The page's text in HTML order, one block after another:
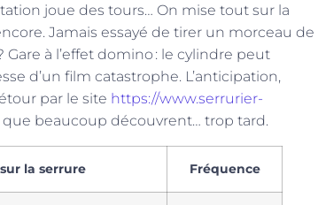
joue des tours… On mise tout sur la
Jamais essayé de tirer un morceau de
à l’effet domino : le cylindre peut
d’un film catastrophe. L’anticipation,
par le site https://www.serrurier-
beaucoup découvrent… trop tard.
la serrure Fréquence